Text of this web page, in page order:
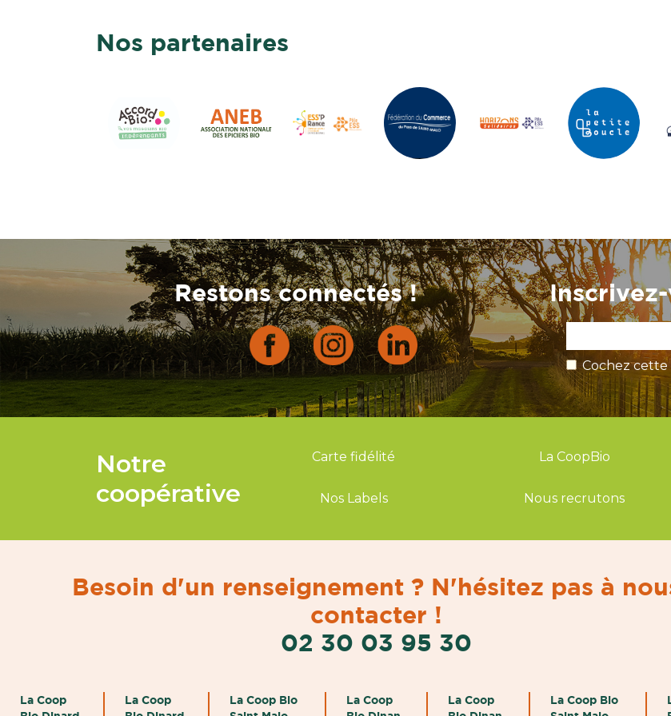
Nos partenaires
Restons connectés !
Cochez
Notre
coopérative
Carte fidélité La CoopBio
Nos Labels Nous recrutons
Besoin d'un renseignement ? N'hésitez pas à
contacter !
02 30 03 95 30
La Coop
La Coop
La Coop Bio
La Coop
La Coop
La Coop Bio